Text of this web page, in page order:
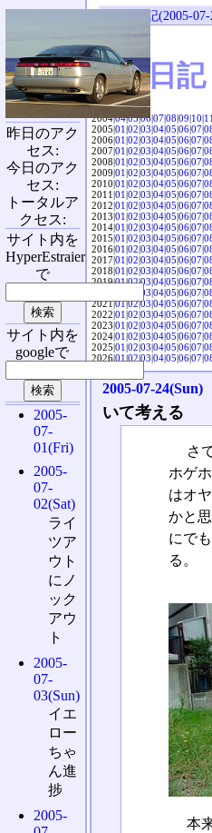
«前の日記(2005-
SVX日記
2004|04|05|06|07|08|09|10|11
2005|01|02|03|04|05|06|07|
2006|01|02|03|04|05|06|07|
2007|01|02|03|04|05|06|07|
2008|01|02|03|04|05|06|07|
2009|01|02|03|04|05|06|07|
2010|01|02|03|04|05|06|07|
2011|01|02|03|04|05|06|07|
2012|01|02|03|04|05|06|07|
2013|01|02|03|04|05|06|07|
2014|01|02|03|04|05|06|07|
2015|01|02|03|04|05|06|07|
2016|01|02|03|04|05|06|07|
2017|01|02|03|04|05|06|07|
2018|01|02|03|04|05|06|07|
2019|01|02|03|04|05|06|07|
03|04|05|06|07|
2021|01|02|03|04|05|06|07|
2022|01|02|03|04|05|06|07|
2023|01|02|03|04|05|06|07|
2024|01|02|03|04|05|06|07|
2025|01|02|03|04|05|06|07|
2026|01|02|03|04|05|06|07|
2005-07-24(Sun)
いて考える
さ
ホゲ
はオ
かと
にで
る。
本
昨日のアク
セス:
今日のアク
セス:
トータルア
クセス:
サイト内を
HyperEstraier
で
サイト内を
googleで
2005-
07-
01(Fri)
2005-
07-
02(Sat)
ライ
ツア
ウト
にノ
ック
アウ
ト
2005-
07-
03(Sun)
イエ
ロー
ちゃ
ん進
捗
2005-